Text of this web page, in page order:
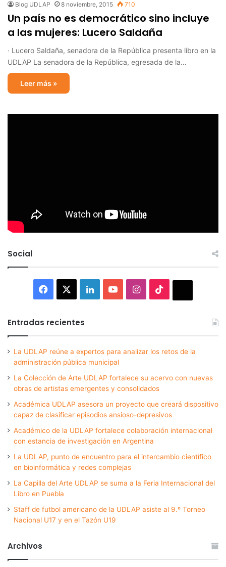
Blog UDLAP 8 noviembre, 2015 710
Un país no es democrático sino incluye
a las mujeres: Lucero Saldaña
· Lucero Saldaña, senadora de la República presenta libro en la
UDLAP La senadora de la República, egresada de la…
Leer más »
Social
Facebook LinkedInYouTubeInstagram
Entradas recientes
La UDLAP reúne a expertos para analizar los retos de la
administración pública municipal
La Colección de Arte UDLAP fortalece su acervo con nuevas
obras de artistas emergentes y consolidados
Académica UDLAP asesora un proyecto que creará dispositivo
capaz de clasificar episodios ansioso-depresivos
Académico de la UDLAP fortalece colaboración internacional
con estancia de investigación en Argentina
La UDLAP, punto de encuentro para el intercambio científico
en bioinformática y redes complejas
La Capilla del Arte UDLAP se suma a la Feria Internacional del
Libro en Puebla
Staff de futbol americano de la UDLAP asiste al 9.º Torneo
Nacional U17 y en el Tazón U19
Archivos